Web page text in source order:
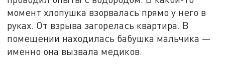
момент хлопушка взорвалась прямо у него в
руках. От взрыва загорелась квартира. В
помещении находилась бабушка мальчика —
именно она вызвала медиков.